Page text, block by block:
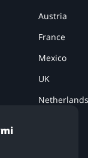
Austria
France
Mexico
UK
Netherlands